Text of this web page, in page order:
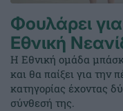
Φουλάρει
Εθνική
Η Εθνική ομάδα
και θα παίξει για την
κατηγορίας έχοντας
σύνθεσή της.